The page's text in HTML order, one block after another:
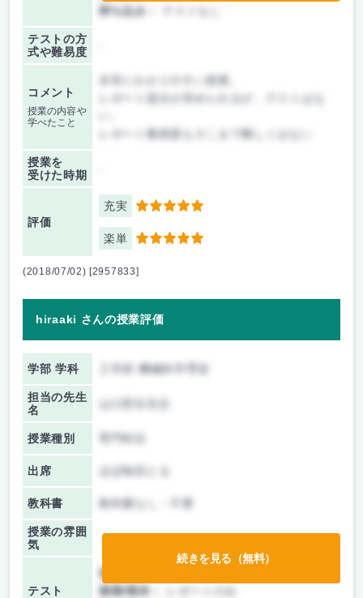
持ち込み：
テストの方
式や難易度
コメント
授業の内容や
学べたこと
レポート難易度もそこまで難しくはない
授業を
受けた時期
評価
充実 5
楽単 5
(2018/07/02) [2957833]
hiraaki さんの授業評価
学部 学科 工学府 機械科学専攻
担当の先生
名
授業種別
出席 ほぼ毎回とる
教科書 教科書なし・不要
授業の雰囲
気
テスト
前期/中間：
後期/期末：
続きを見る（無料）